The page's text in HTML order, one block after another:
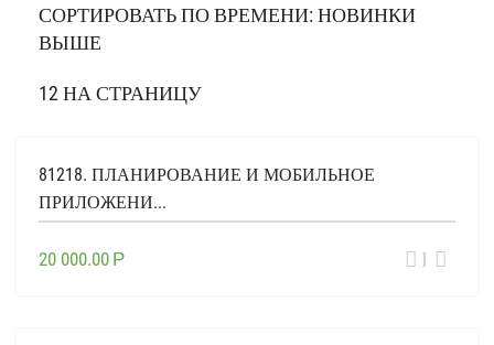
СОРТИРОВАТЬ ПО ВРЕМЕНИ: НОВИНКИ
ВЫШЕ
12 НА СТРАНИЦУ
81218. ПЛАНИРОВАНИЕ И МОБИЛЬНОЕ
ПРИЛОЖЕНИ...
20 000.00 Р